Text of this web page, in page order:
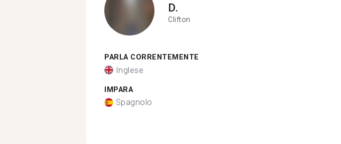
D.
Clifton
PARLA CORRENTEMENTE
Inglese
IMPARA
Spagnolo